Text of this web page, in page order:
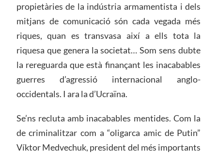
propietàries de la indústria armamentista i dels
mitjans de comunicació són cada vegada més
riques, quan es transvasa així a ells tota la
riquesa que genera la societat… Som sens dubte
la rereguarda que està finançant les inacabables
guerres d’agressió internacional anglo-
occidentals. I ara la d’Ucraïna.
Se’ns recluta amb inacabables mentides. Com la
de criminalitzar com a “oligarca amic de Putin”
Víktor Medvechuk, president del més importants